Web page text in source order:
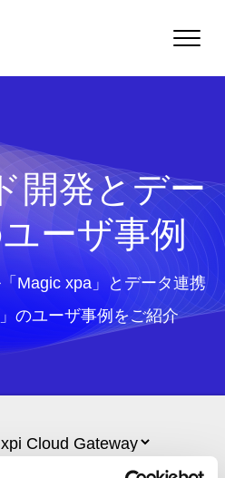
Toggle
開発とデー
ーザ事例
Magic xpa」とデータ連携
のユーザ事例をご紹介